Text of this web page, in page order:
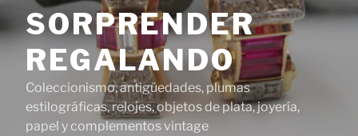
SORPRENDER
REGALANDO
Coleccionismo, antigüedades, plumas
estilográficas, relojes, objetos de plata, joyería,
papel y complementos vintage